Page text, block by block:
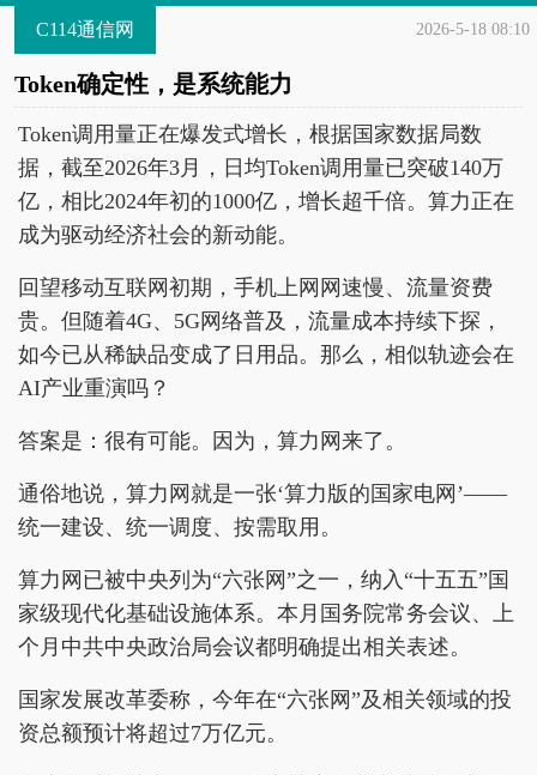
C114通信网 2026-5-18 08:10
Token确定性，是系统能力
Token调用量正在爆发式增长，根据国家数据局数
据，截至2026年3月，日均Token调用量已突破140万
亿，相比2024年初的1000亿，增长超千倍。算力正在
成为驱动经济社会的新动能。
回望移动互联网初期，手机上网网速慢、流量资费
贵。但随着4G、5G网络普及，流量成本持续下探，
如今已从稀缺品变成了日用品。那么，相似轨迹会在
AI产业重演吗？
答案是：很有可能。因为，算力网来了。
通俗地说，算力网就是一张‘算力版的国家电网’——
统一建设、统一调度、按需取用。
算力网已被中央列为“六张网”之一，纳入“十五五”国
家级现代化基础设施体系。本月国务院常务会议、上
个月中共中央政治局会议都明确提出相关表述。
国家发展改革委称，今年在“六张网”及相关领域的投
资总额预计将超过7万亿元。